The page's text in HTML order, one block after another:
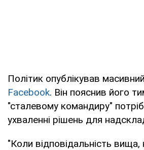
Політик опублікував масивний
Facebook. Він пояснив його
"сталевому командиру"
ухваленні рішень для
"Коли відповідальність